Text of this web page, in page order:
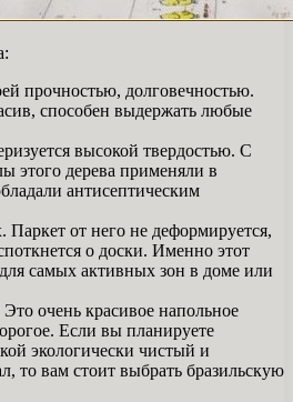
прочностью, долговечностью.
способен выдержать любые
высокой твердостью. С
этого дерева применяли в
антисептическим
Паркет от него не деформируется,
о доски. Именно этот
самых активных зон в доме или
очень красивое напольное
Если вы планируете
экологически чистый и
то вам стоит выбрать бразильскую